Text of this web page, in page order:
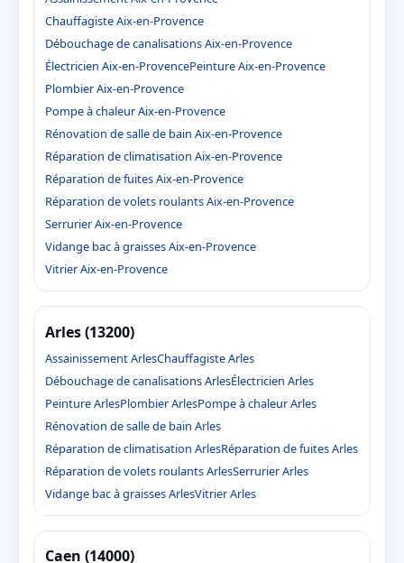
Chauffagiste Aix-en-Provence
Débouchage de canalisations Aix-en-Provence
Électricien Aix-en-ProvencePeinture Aix-en-Provence
Plombier Aix-en-Provence
Pompe à chaleur Aix-en-Provence
Rénovation de salle de bain Aix-en-Provence
Réparation de climatisation Aix-en-Provence
Réparation de fuites Aix-en-Provence
Réparation de volets roulants Aix-en-Provence
Serrurier Aix-en-Provence
Vidange bac à graisses Aix-en-Provence
Vitrier Aix-en-Provence
Arles (13200)
Assainissement ArlesChauffagiste Arles
Débouchage de canalisations ArlesÉlectricien Arles
Peinture ArlesPlombier ArlesPompe à chaleur Arles
Rénovation de salle de bain Arles
Réparation de climatisation ArlesRéparation de fuites Arles
Réparation de volets roulants ArlesSerrurier Arles
Vidange bac à graisses ArlesVitrier Arles
Caen (14000)